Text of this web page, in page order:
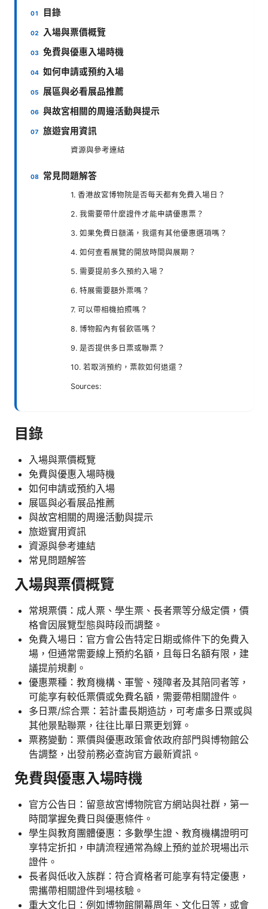
目錄
入場與票價概覽
免費與優惠入場時機
如何申請或預約入場
展區與必看展品推薦
與故宮相關的周邊活動與提示
旅遊實用資訊
資源與參考連結
常見問題解答
1. 香港故宮博物院是否每天都有免費入場日？
2. 我需要帶什麼證件才能申請優惠票？
3. 如果免費日額滿，我還有其他優惠選項嗎？
4. 如何查看展覽的開放時間與展期？
5. 需要提前多久預約入場？
6. 特展需要額外票嗎？
7. 可以帶相機拍照嗎？
8. 博物館內有餐飲區嗎？
9. 是否提供多日票或聯票？
10. 若取消預約，票款如何退還？
Sources:
目錄
入場與票價概覽
免費與優惠入場時機
如何申請或預約入場
展區與必看展品推薦
與故宮相關的周邊活動與提示
旅遊實用資訊
資源與參考連結
常見問題解答
入場與票價概覽
常規票價：成人票、學生票、長者票等分級定價，價
格會因展覽型態與時段而調整。
免費入場日：官方會公告特定日期或條件下的免費入
場，但通常需要線上預約名額，且每日名額有限，建
議提前規劃。
優惠票種：教育機構、軍警、殘障者及其陪同者等，
可能享有較低票價或免費名額，需要帶相關證件。
多日票/綜合票：若計畫長期造訪，可考慮多日票或與
其他景點聯票，往往比單日票更划算。
票務變動：票價與優惠政策會依政府部門與博物館公
告調整，出發前務必查詢官方最新資訊。
免費與優惠入場時機
官方公告日：留意故宮博物院官方網站與社群，第一
時間掌握免費日與優惠條件。
學生與教育團體優惠：多數學生證、教育機構證明可
享特定折扣，申請流程通常為線上預約並於現場出示
證件。
長者與低收入族群：符合資格者可能享有特定優惠，
需攜帶相關證件到場核驗。
重大文化日：例如博物館開幕周年、文化日等，或會